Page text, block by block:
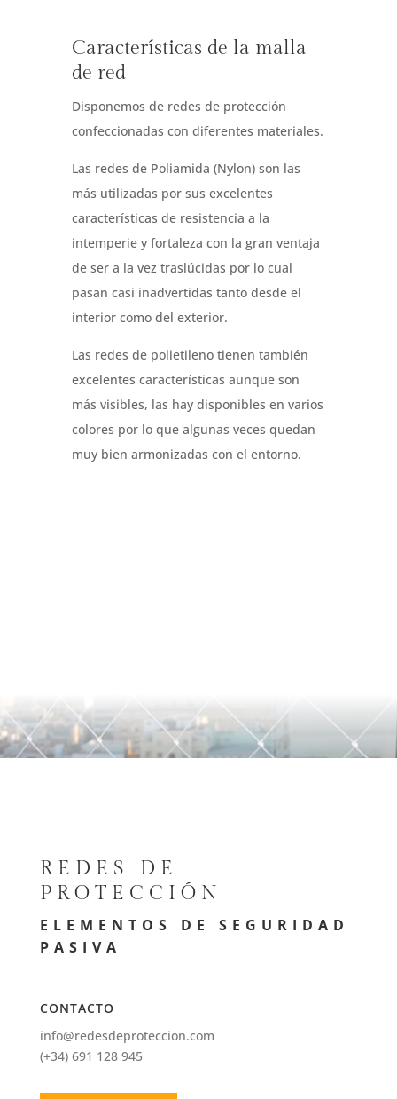
Características de la malla
de red
Disponemos de redes de protección
confeccionadas con diferentes materiales.
Las redes de Poliamida (Nylon) son las
más utilizadas por sus excelentes
características de resistencia a la
intemperie y fortaleza con la gran ventaja
de ser a la vez traslúcidas por lo cual
pasan casi inadvertidas tanto desde el
interior como del exterior.
Las redes de polietileno tienen también
excelentes características aunque son
más visibles, las hay disponibles en varios
colores por lo que algunas veces quedan
muy bien armonizadas con el entorno.
REDES DE
PROTECCIÓN
ELEMENTOS DE SEGURIDAD
PASIVA
CONTACTO
info@redesdeproteccion.com
(+34) 691 128 945